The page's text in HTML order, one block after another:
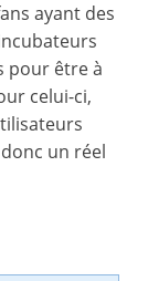
ayant des
pour être à
celui-ci,
un réel